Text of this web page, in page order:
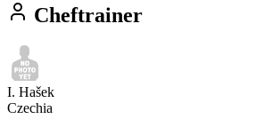
Cheftrainer
I. Hašek
Czechia